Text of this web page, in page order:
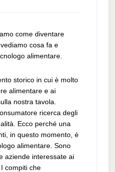
come diventare
cosa fa e
alimentare.
storico in cui è molto
alimentare e ai
nostra tavola.
ricerca degli
Ecco perché una
in questo momento, è
alimentare. Sono
aziende interessate ai
compiti che